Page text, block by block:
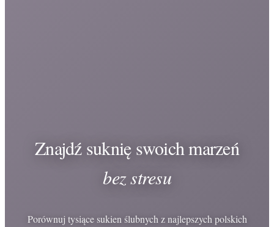
Znajdź suknię swoich marzeń
bez stresu
Porównuj tysiące sukien ślubnych z najlepszych polskich